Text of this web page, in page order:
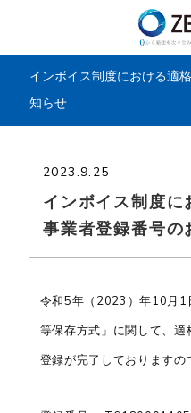
インボイス制度における適
知らせ
インボイス制度に
事業者登録番号の
2023.9.25
令和5年（2023）年10月1
等保存方式」に関して、
登録が完了しておりますの